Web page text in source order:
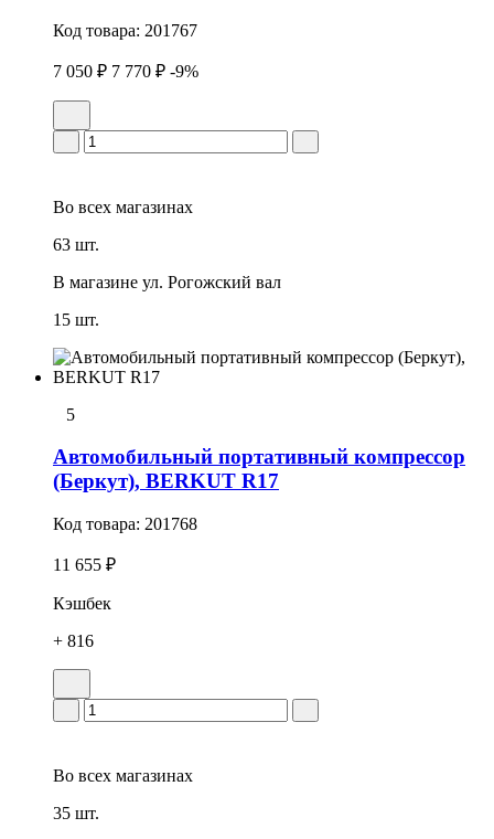
Код товара: 201767
7 050 ₽ 7 770 ₽ -9%
Во всех магазинах
63 шт.
В магазине ул. Рогожский вал
15 шт.
5
Автомобильный портативный компрессор
(Беркут), BERKUT R17
Код товара: 201768
11 655 ₽
Кэшбек
+ 816
Во всех магазинах
35 шт.